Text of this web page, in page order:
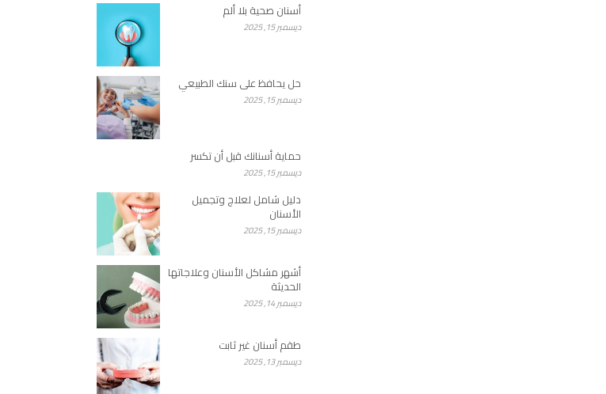
أسنان صحية بلا ألم
ديسمبر 15, 2025
حل يحافظ على سنك الطبيعي
ديسمبر 15, 2025
حماية أسنانك قبل أن تكسر
ديسمبر 15, 2025
دليل شامل لعلاج وتجميل
الأسنان
ديسمبر 15, 2025
أشهر مشاكل الأسنان وعلاجاتها
الحديثة
ديسمبر 14, 2025
طقم أسنان غير ثابت
ديسمبر 13, 2025